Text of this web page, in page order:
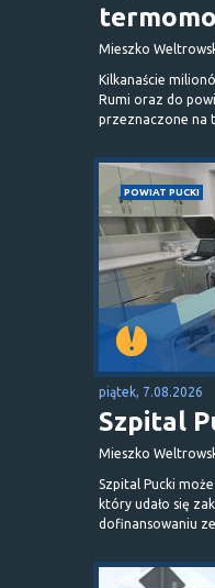
Mieszko
Kilkanaście
Rumi oraz do
przeznaczone na
POWIAT PUCKI
piątek, 7.08.2026
Szpital
Mieszko
Szpital Pucki
który udało się
dofinansowaniu